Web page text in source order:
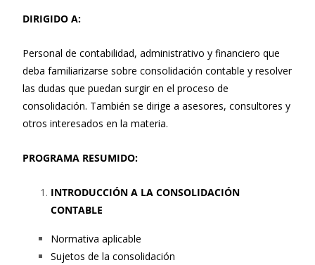
DIRIGIDO A:
Personal de contabilidad, administrativo y financiero que
deba familiarizarse sobre consolidación contable y resolver
las dudas que puedan surgir en el proceso de
consolidación. También se dirige a asesores, consultores y
otros interesados en la materia.
PROGRAMA RESUMIDO:
INTRODUCCIÓN A LA CONSOLIDACIÓN
CONTABLE
Normativa aplicable
Sujetos de la consolidación